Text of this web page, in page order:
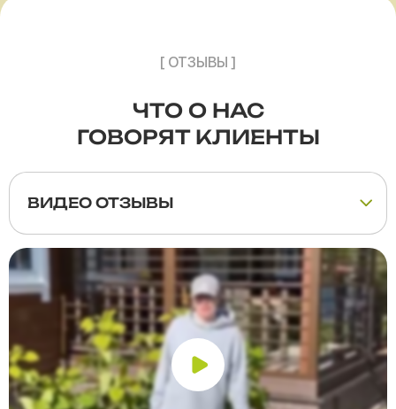
[ ОТЗЫВЫ ]
ЧТО О НАС
ГОВОРЯТ КЛИЕНТЫ